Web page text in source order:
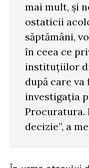
mai mult, și
ostaticii
săptămâni,
în ceea ce
instituțiilor
după care
investigația
Procuratura.
decizie”, a